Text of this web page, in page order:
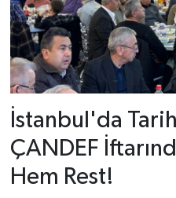
İstanbul'da
ÇANDEF
Hem Rest!